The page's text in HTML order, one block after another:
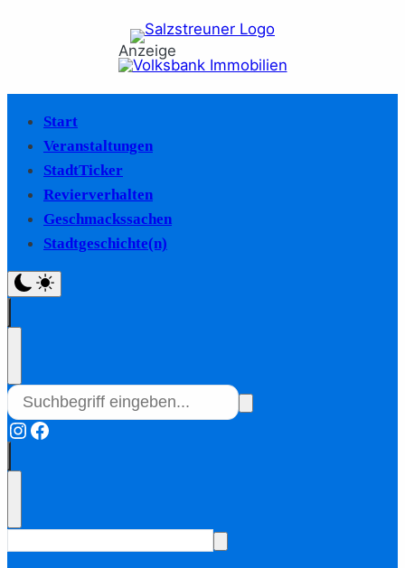
Anzeige
Start
Veranstaltungen
StadtTicker
Revierverhalten
Geschmackssachen
Stadtgeschichte(n)
Instagram
Facebook